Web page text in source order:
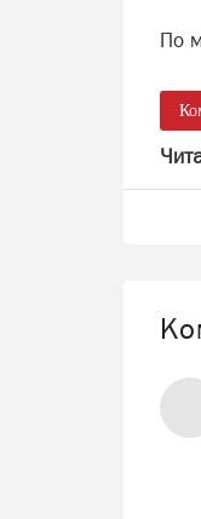
По